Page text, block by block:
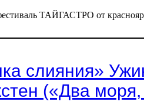
ТАЙГАСТРО от
слияния»
(«Два